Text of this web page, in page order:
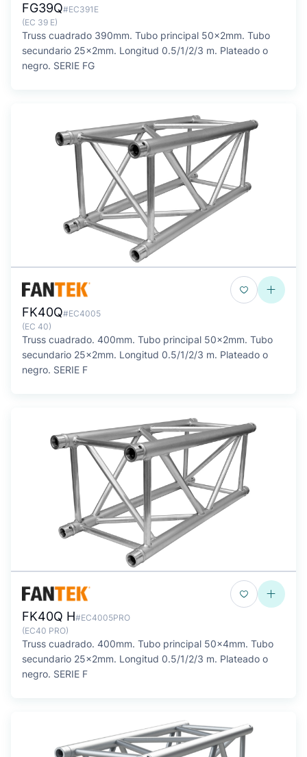
FG39Q#EC391E
(EC 39 E)
Truss cuadrado 390mm. Tubo principal 50x2mm. Tubo
secundario 25x2mm. Longitud 0.5/1/2/3 m. Plateado o
negro. SERIE FG
FK40Q#EC4005
(EC 40)
Truss cuadrado. 400mm. Tubo principal 50x2mm. Tubo
secundario 25x2mm. Longitud 0.5/1/2/3 m. Plateado o
negro. SERIE F
FK40Q H#EC4005PRO
(EC40 PRO)
Truss cuadrado. 400mm. Tubo principal 50x4mm. Tubo
secundario 25x2mm. Longitud 0.5/1/2/3 m. Plateado o
negro. SERIE F